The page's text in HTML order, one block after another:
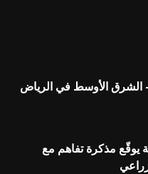
الشرق الأوسط في الرياض
يوقّع مذكرة تفاهم مع